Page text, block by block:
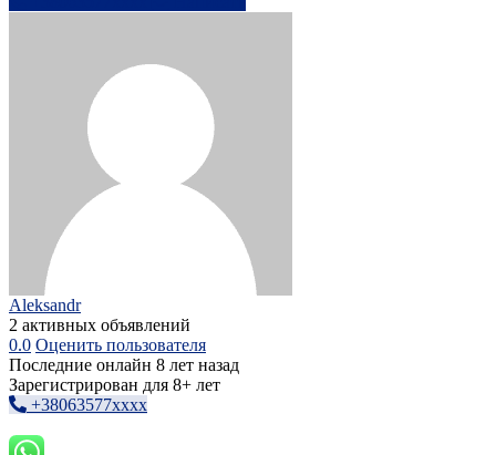
Aleksandr
2 активных объявлений
0.0 Оценить пользователя
Последние онлайн 8 лет назад
Зарегистрирован для 8+ лет
+38063577xxxx